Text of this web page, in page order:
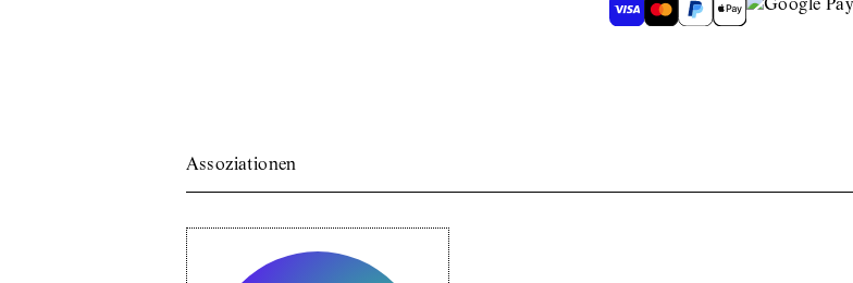
Assoziationen